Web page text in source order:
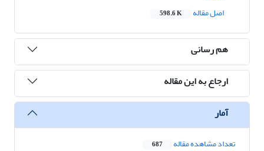
اصل مقاله
598.6 K
هم رسانی
ارجاع به این مقاله
آمار
تعداد مشاهده مقاله 687